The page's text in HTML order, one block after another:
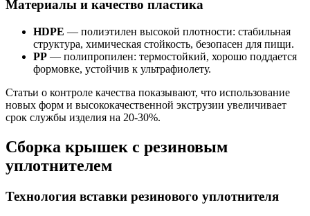
Материалы и качество пластика
HDPE — полиэтилен высокой плотности: стабильная
структура, химическая стойкость, безопасен для пищи.
PP — полипропилен: термостойкий, хорошо поддается
формовке, устойчив к ультрафиолету.
Статьи о контроле качества показывают, что использование
новых форм и высококачественной экструзии увеличивает
срок службы изделия на 20-30%.
Сборка крышек с резиновым
уплотнителем
Технология вставки резинового уплотнителя